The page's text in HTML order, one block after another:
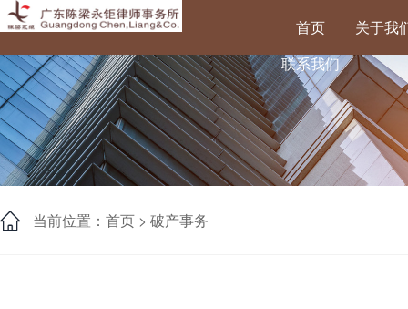
首页
关于我
联系我们
当前位置：首页 > 破产事务